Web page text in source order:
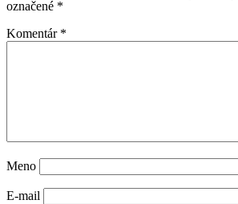
označené *
Komentár *
Meno
E-mail